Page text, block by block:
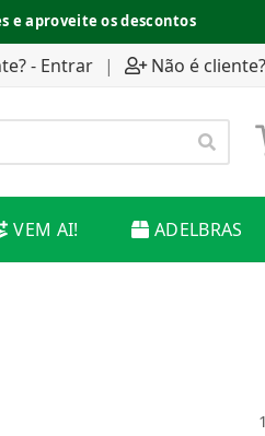
e aproveite os descontos
- Entrar | Não é
VEM AI! ADELBRAS